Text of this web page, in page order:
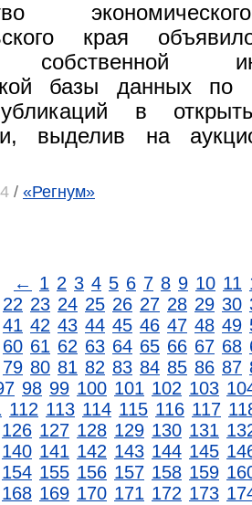
края
собственной
базы данных по
в
выделив на
/ «Регнум»
← 1 2 3 4 5 6 7 8 9 10 11
22 23 24 25 26 27 28 29 30
41 42 43 44 45 46 47 48 49
60 61 62 63 64 65 66 67 68
79 80 81 82 83 84 85 86 87
98 99 100 101 102 103
112 113 114 115 116 117
126 127 128 129 130 131
140 141 142 143 144 145
154 155 156 157 158 159
168 169 170 171 172 173